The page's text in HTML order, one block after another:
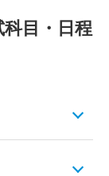
目・日程